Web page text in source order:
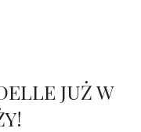
JUŻ W